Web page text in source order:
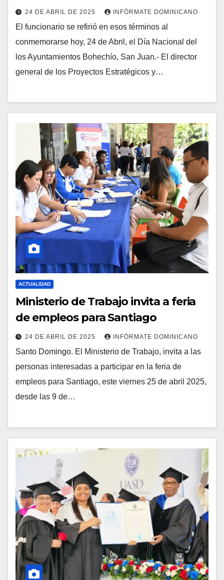
24 DE ABRIL DE 2025 INFÓRMATE DOMINICANO
El funcionario se refirió en esos términos al
conmemorarse hoy, 24 de Abril, el Día Nacional del
los Ayuntamientos Bohechío, San Juan.- El director
general de los Proyectos Estratégicos y…
ACTUALIDAD
Ministerio de Trabajo invita a feria
de empleos para Santiago
24 DE ABRIL DE 2025 INFÓRMATE DOMINICANO
Santo Domingo. El Ministerio de Trabajo, invita a las
personas interesadas a participar en la feria de
empleos para Santiago, este viernes 25 de abril 2025,
desde las 9 de…